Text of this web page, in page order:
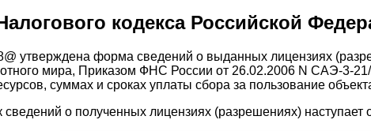
кодекса Российской
утверждена форма сведений о выданных лицензиях
мира, Приказом ФНС России от 26.02.2006 N САЭ-3-
суммах и сроках уплаты сбора за пользование
о полученных лицензиях (разрешениях) наступает